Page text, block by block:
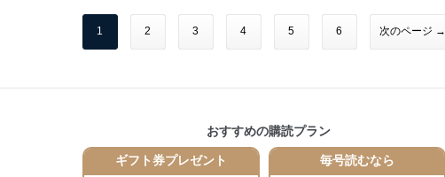
バラづくしのリースで
家族みんなを笑顔いっぱいに！
イエロー＆ゴールドで彩る幸せのクリスマスリース
Majid Mohammad
“愛”の絵画を
フランス伝統色に学ぶ色別コーディネート
フランスに捧げる花
1 2 3 4 5 6 次のページ →
おすすめの購読プラン
ギフト券プレゼント 毎号読むなら